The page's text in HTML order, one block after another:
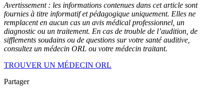
Avertissement : les informations contenues dans cet article sont
fournies à titre informatif et pédagogique uniquement. Elles ne
remplacent en aucun cas un avis médical professionnel, un
diagnostic ou un traitement. En cas de trouble de l’audition, de
sifflements soudains ou de questions sur votre santé auditive,
consultez un médecin ORL ou votre médecin traitant.
TROUVER UN MÉDECIN ORL
Partager